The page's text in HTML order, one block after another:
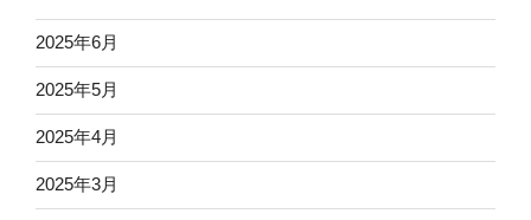
2025年6月
2025年5月
2025年4月
2025年3月